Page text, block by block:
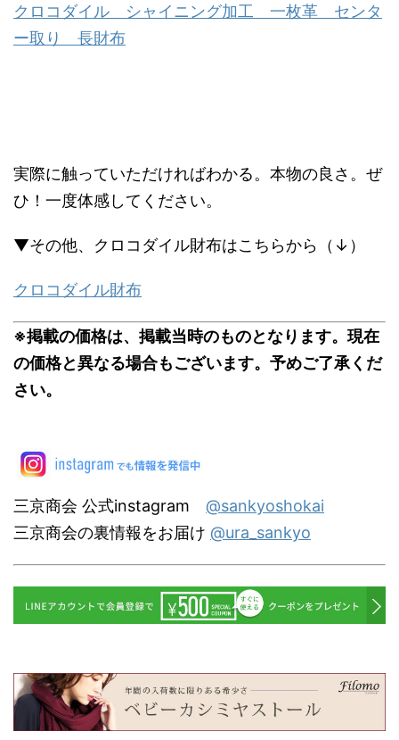
クロコダイル シャイニング加工 一枚革 センタ
ー取り 長財布
実際に触っていただければわかる。本物の良さ。ぜ
ひ！一度体感してください。
▼その他、クロコダイル財布はこちらから（↓）
クロコダイル財布
※掲載の価格は、掲載当時のものとなります。現在
の価格と異なる場合もございます。予めご了承くだ
さい。
三京商会 公式instagram @sankyoshokai
三京商会の裏情報をお届け @ura_sankyo